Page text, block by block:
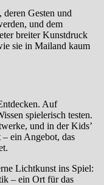
Gesten und
und dem
breiter Kunstdruck
sie in Mailand kaum
Auf
spielerisch testen.
und in der Kids’
ein Angebot, das
Lichtkunst ins Spiel:
– ein Ort für das